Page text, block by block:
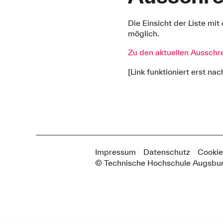
Die Einsicht der Liste mit
möglich.
Zu den aktuellen
[Link funktioniert erst
Impressum Datenschutz
© Technische Hochschule